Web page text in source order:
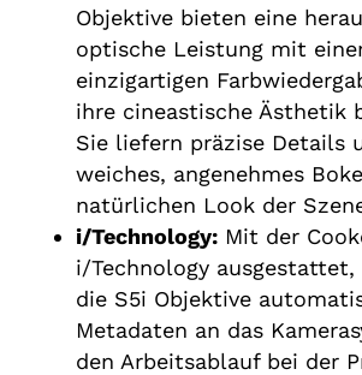
Objektive bieten eine
optische Leistung mit
einzigartigen
ihre cineastische Ästhetik
Sie liefern präzise Details
weiches, angenehmes
natürlichen Look der
i/Technology:Mit der
i/Technology ausgestattet,
die S5i Objektive
Metadaten an das
den Arbeitsablauf bei der